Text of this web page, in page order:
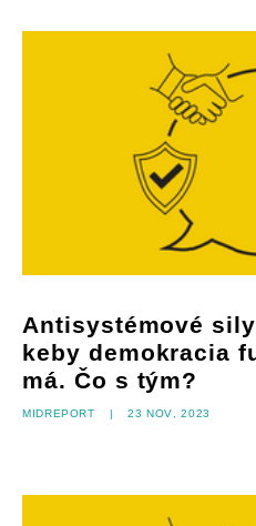
Antisystémové
keby demokracia
má. Čo s tým?
Midreport | 23 nov, 2023